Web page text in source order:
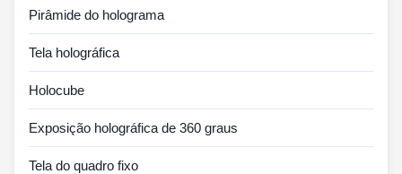
Pirâmide do holograma
Tela holográfica
Holocube
Exposição holográfica de 360 graus
Tela do quadro fixo